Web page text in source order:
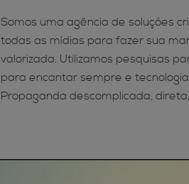
Quem somos
Somos uma agência de soluções
todas as mídias para fazer sua
valorizada. Utilizamos pesquisas
para encantar sempre e
Propaganda descomplicada,